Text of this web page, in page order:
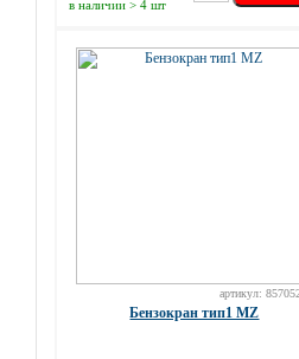
в наличии > 4 шт
артикул:
Бензокран тип1 MZ